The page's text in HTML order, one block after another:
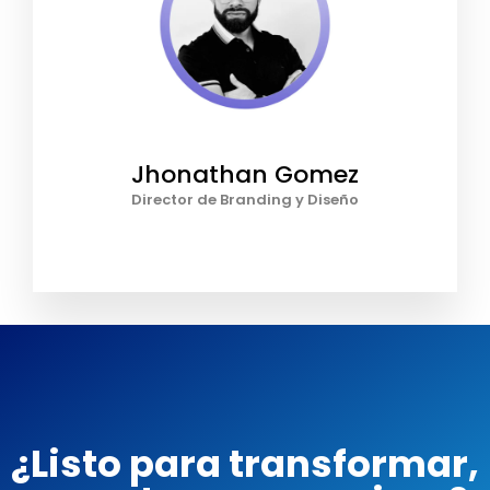
Jhonathan Gomez
Director de Branding y Diseño
¿Listo para transformar,